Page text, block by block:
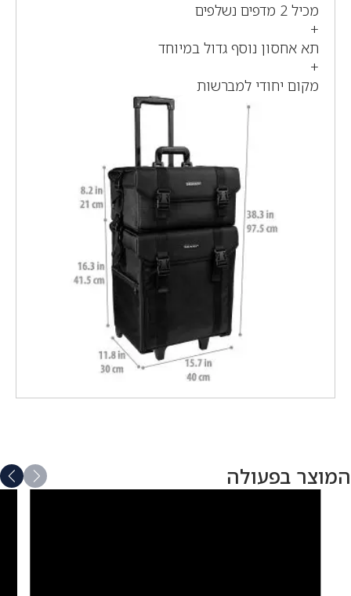
מכיל 2 מדפים נשלפים
+
תא אחסון נוסף גדול במיוחד
+
מקום יחודי למברשות
המוצר בפעולה